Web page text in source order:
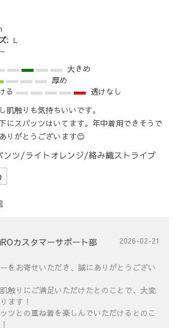
: L
大きめ
厚め
る
透けなし
肌触りも気持ちいいです。
にスパッツはいてます。年中着用できそうで
りがとうございます😊
ンツ/ライトオレンジ/絡み織ストライプ
カスタマーサポート部 2026-02-21
をお寄せいただき、誠にありがとうござい
触りにご満足いただけたとのことで、大変
ます！
ツとの重ね着を楽しんでいただけるとのこ